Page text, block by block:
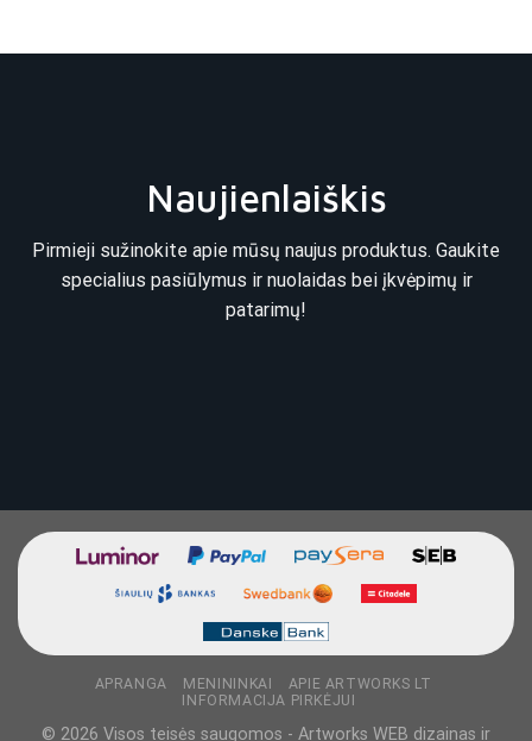
Naujienlaiškis
Pirmieji sužinokite apie mūsų naujus produktus. Gaukite
specialius pasiūlymus ir nuolaidas bei įkvėpimų ir
patarimų!
APRANGA MENININKAI
APIE ARTWORKS LT
INFORMACIJA PIRKĖJUI
© 2026 Visos teisės saugomos - Artworks WEB dizainas ir